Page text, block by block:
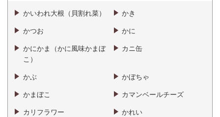
かいわれ大根（貝割れ菜） かき
かつお かに
かにかま（かに風味かまぼ
こ）
カニ缶
かぶ かぼちゃ
かまぼこ カマンベールチーズ
カリフラワー かれい